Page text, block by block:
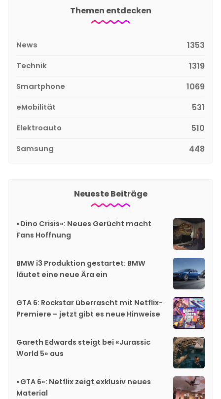
Themen entdecken
News 1353
Technik 1319
Smartphone 1069
eMobilität 531
Elektroauto 510
Samsung 448
Neueste Beiträge
«Dino Crisis»: Neues Gerücht macht
Fans Hoffnung
BMW i3 Produktion gestartet: BMW
läutet eine neue Ära ein
GTA 6: Rockstar überrascht mit Netflix-
Premiere – jetzt gibt es neue Hinweise
Gareth Edwards steigt bei «Jurassic
World 5» aus
«GTA 6»: Netflix zeigt exklusiv neues
Material